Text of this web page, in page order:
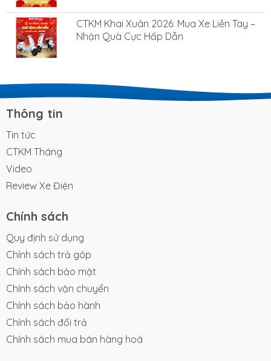
CTKM Khai Xuân 2026: Mua Xe Liền Tay –
Nhận Quà Cực Hấp Dẫn
Thông tin
Tin tức
CTKM Tháng
Video
Review Xe Điện
Chính sách
Quy định sử dụng
Chính sách trả góp
Chính sách bảo mật
Chính sách vận chuyển
Chính sách bảo hành
Chính sách đổi trả
Chính sách mua bán hàng hoá